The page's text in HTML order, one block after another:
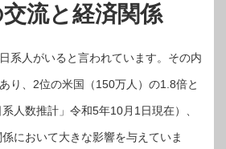
流と経済関係
系人がいると言われています。その内
り、2位の米国（150万人）の1.8倍と
人数推計」令和5年10月1日現在）、
において大きな影響を与えていま